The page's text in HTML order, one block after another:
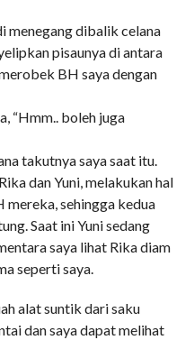
menegang dibalik celana
pisaunya di antara
BH saya dengan
“Hmm.. boleh juga
takutnya saya saat itu.
dan Yuni, melakukan hal
mereka, sehingga kedua
Saat ini Yuni sedang
saya lihat Rika diam
seperti saya.
alat suntik dari saku
dan saya dapat melihat